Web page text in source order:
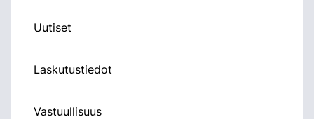
Uutiset
Laskutustiedot
Vastuullisuus